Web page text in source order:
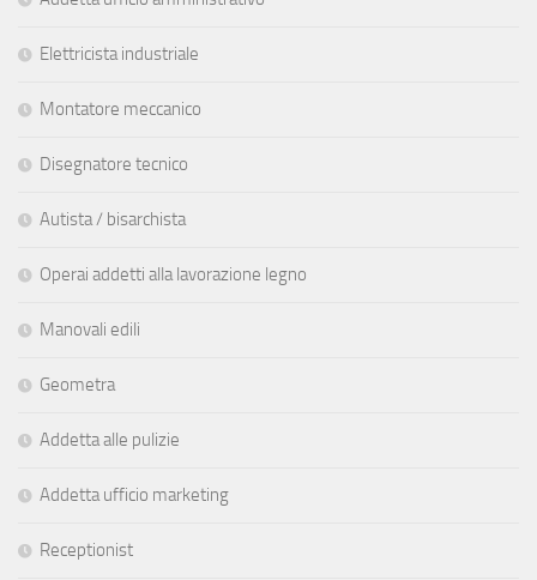
Elettricista industriale
Montatore meccanico
Disegnatore tecnico
Autista / bisarchista
Operai addetti alla lavorazione legno
Manovali edili
Geometra
Addetta alle pulizie
Addetta ufficio marketing
Receptionist